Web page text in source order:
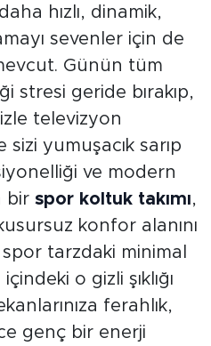
hızlı, dinamik,
sevenler için de
Günün tüm
stresi geride bırakıp,
televizyon
sizi yumuşacık sarıp
ve modern
bir spor koltuk takımı,
konfor alanını
tarzdaki minimal
o gizli şıklığı
ferahlık,
genç bir enerji